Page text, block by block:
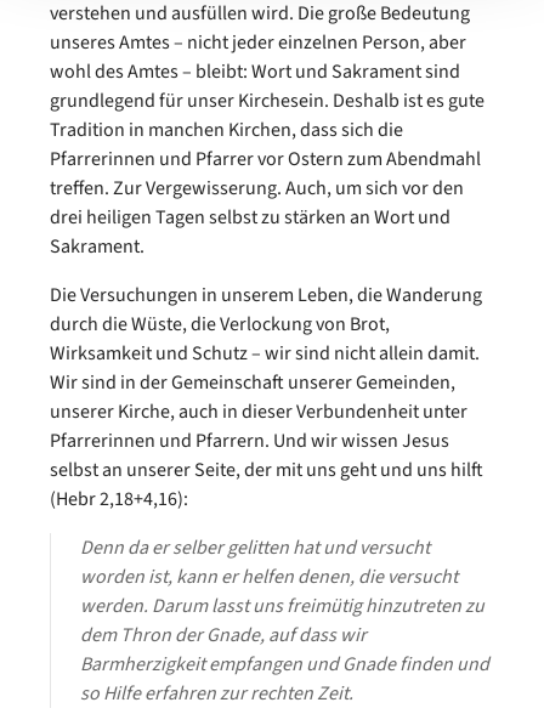
verstehen und ausfüllen wird. Die große Bedeutung
unseres Amtes – nicht jeder einzelnen Person, aber
wohl des Amtes – bleibt: Wort und Sakrament sind
grundlegend für unser Kirchesein. Deshalb ist es gute
Tradition in manchen Kirchen, dass sich die
Pfarrerinnen und Pfarrer vor Ostern zum Abendmahl
treffen. Zur Vergewisserung. Auch, um sich vor den
drei heiligen Tagen selbst zu stärken an Wort und
Sakrament.
Die Versuchungen in unserem Leben, die Wanderung
durch die Wüste, die Verlockung von Brot,
Wirksamkeit und Schutz – wir sind nicht allein damit.
Wir sind in der Gemeinschaft unserer Gemeinden,
unserer Kirche, auch in dieser Verbundenheit unter
Pfarrerinnen und Pfarrern. Und wir wissen Jesus
selbst an unserer Seite, der mit uns geht und uns hilft
(Hebr 2,18+4,16):
Denn da er selber gelitten hat und versucht
worden ist, kann er helfen denen, die versucht
werden. Darum lasst uns freimütig hinzutreten zu
dem Thron der Gnade, auf dass wir
Barmherzigkeit empfangen und Gnade finden und
so Hilfe erfahren zur rechten Zeit.